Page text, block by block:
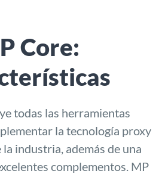
Core:
todas las herramientas
la tecnología proxy
industria, además de una
complementos. MP